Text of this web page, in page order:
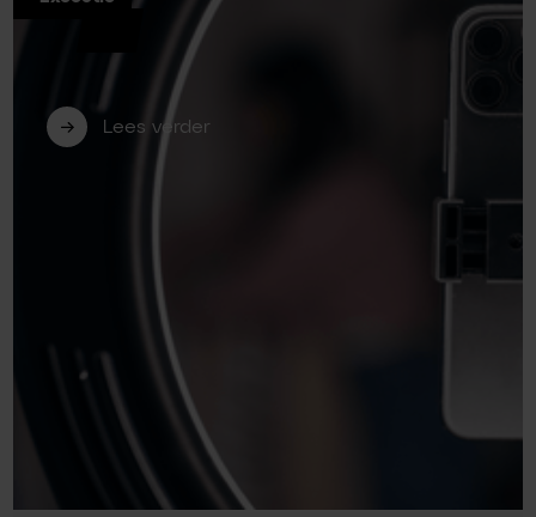
Short video voor B2B: zo bewerk je je
content eenvoudig en effectief (deel
Lees verder